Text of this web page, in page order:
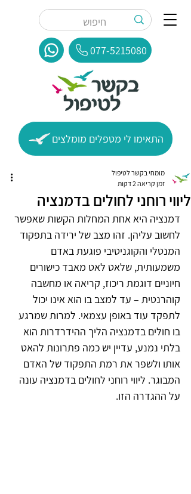
077-5215080
התאימו לי מטפלים מומלצים
ליווי רוחני לחולים בדמנציה
מומחי בקשר לטיפול
זמן קריאה 2 דקות
דמנציה היא אחת המחלות הקשות שאפשר
לחשוב עליהן. זהו מצב של ירידה בתפקוד
המנטלי והקוגניטיבי פוגעת באדם
משמעותית, שלאט לאט מאבד כישורים
חיוניים דוגמת ריכוז, קריאה או מחשבה
קוהרנטית – עד למצב בו הוא אינו יכול
לתפקד עוד באופן עצמאי. למרות שמרגע
בו חולים בדמנציה הליך ההידרדרות הוא
בלתי נמנע, עדיין יש כמה פתרונות להאט
אותו ולשפר את רמת התפקוד של האדם
המבוגר. ליווי רוחני לחולים בדמנציה עונה
על ההגדרה הזו.